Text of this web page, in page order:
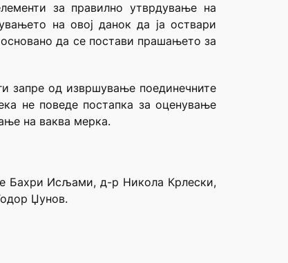
за правилно утврдување на
на овој данок да ја оствари
да се постави прашањето за
запре од извршување поединечните
не поведе постапка за оценување
на ваква мерка.
Бахри Исљами, д-р Никола Крлески,
Џунов.